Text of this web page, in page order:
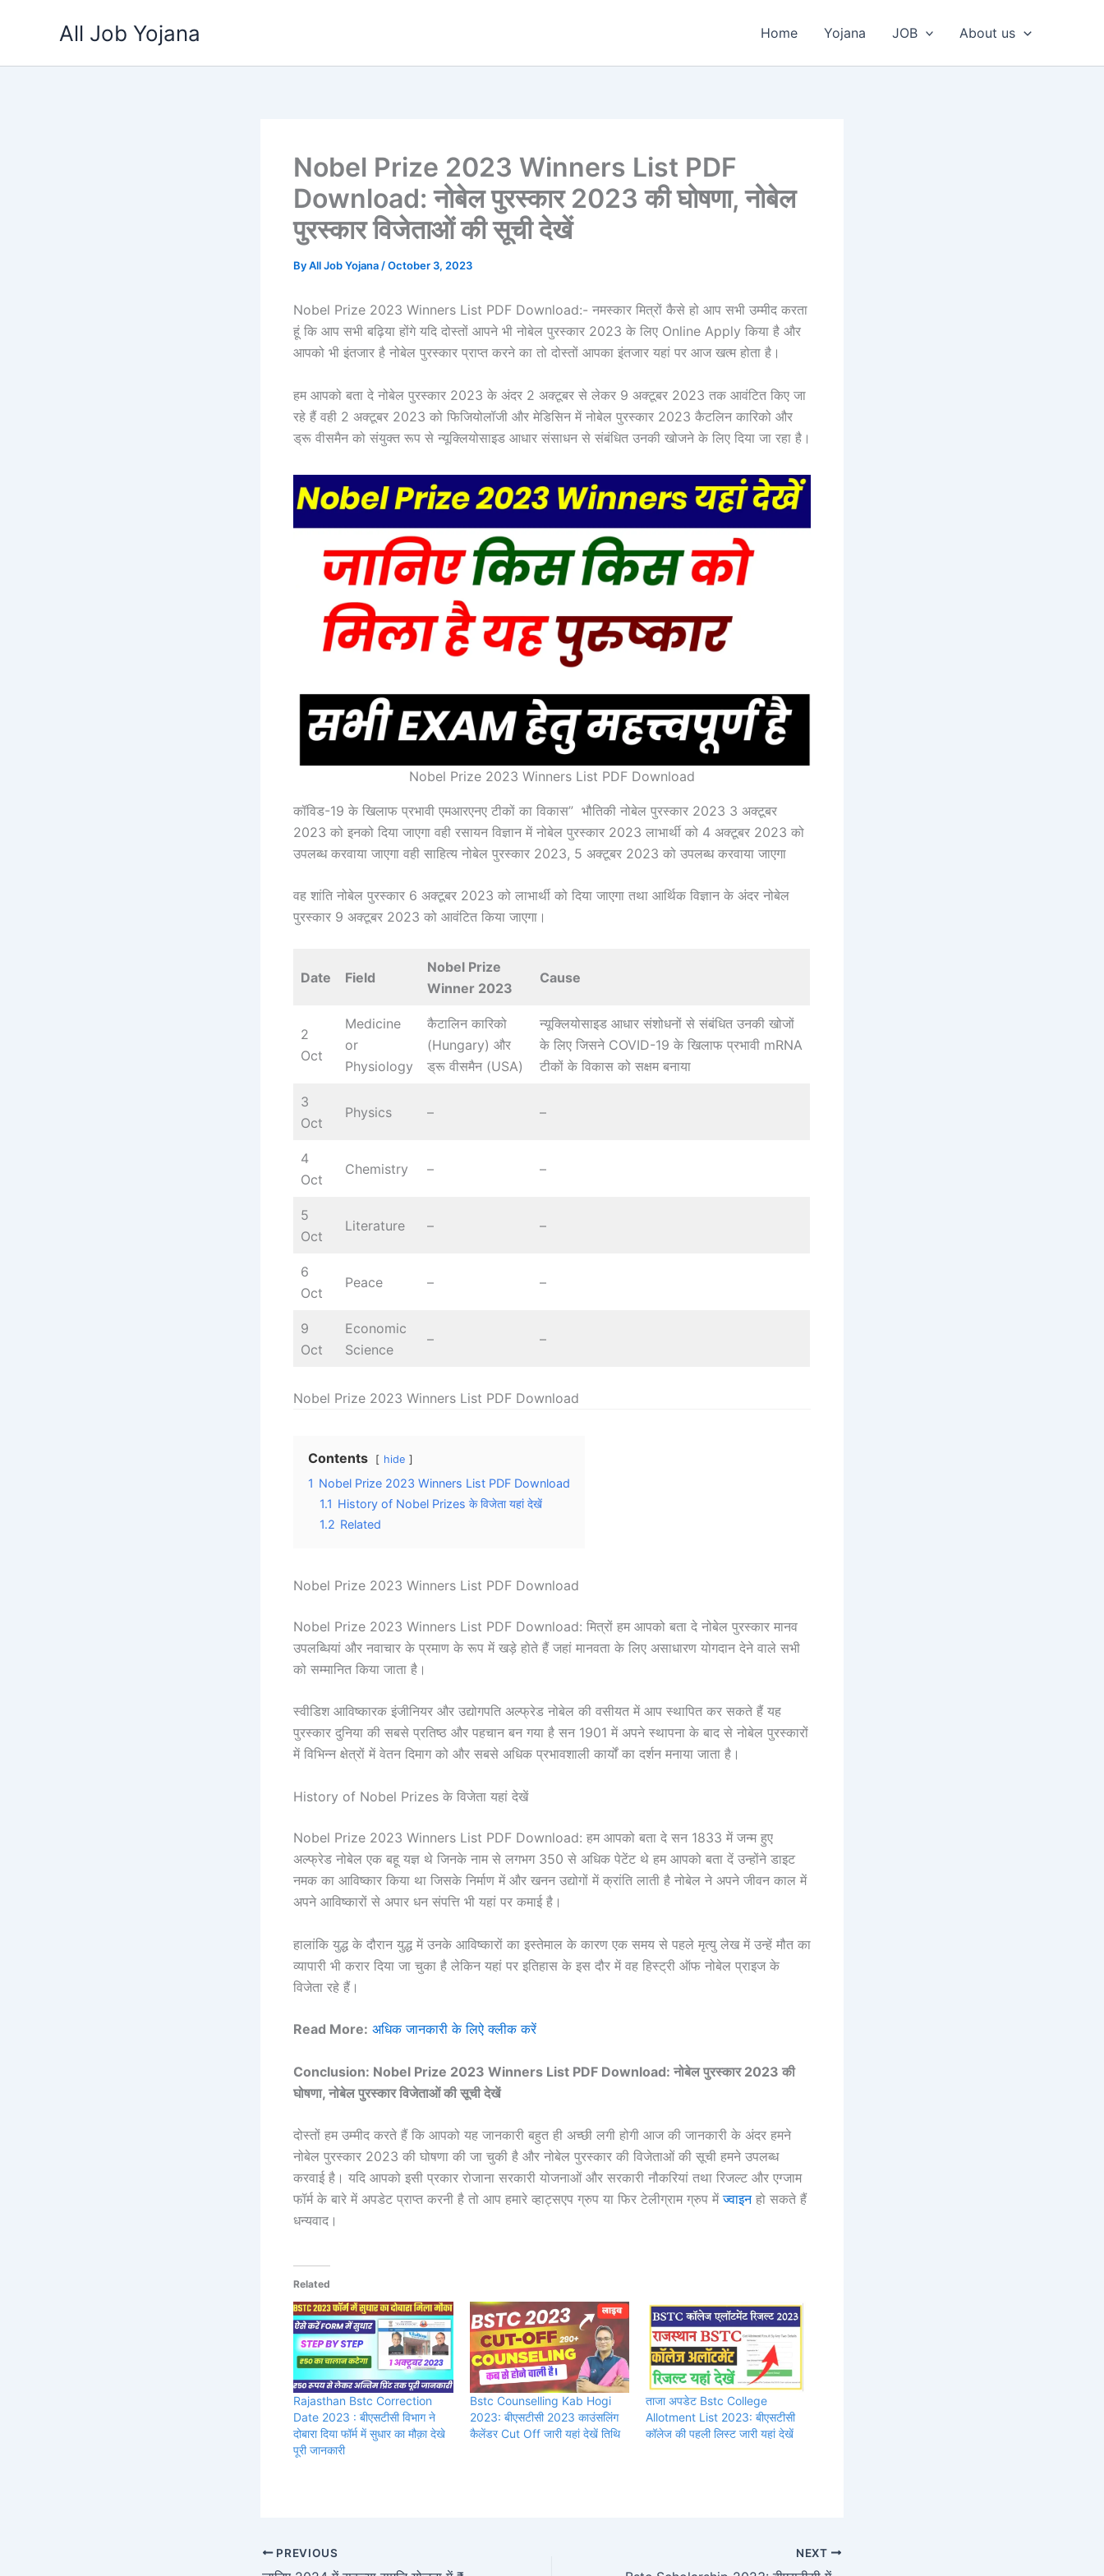
All Job Yojana Home Yojana JOB About us
Nobel Prize 2023 Winners List PDF
Download: नोबेल पुरस्कार 2023 की घोषणा, नोबेल
पुरस्कार विजेताओं की सूची देखें
ByAll Job Yojana /October 3, 2023
Nobel Prize 2023 Winners List PDF Download:- नमस्कार मित्रों कैसे हो आप सभी उम्मीद करता
हूं कि आप सभी बढ़िया होंगे यदि दोस्तों आपने भी नोबेल पुरस्कार 2023 के लिए Online Apply किया है और
आपको भी इंतजार है नोबेल पुरस्कार प्राप्त करने का तो दोस्तों आपका इंतजार यहां पर आज खत्म होता है।
हम आपको बता दे नोबेल पुरस्कार 2023 के अंदर 2 अक्टूबर से लेकर 9 अक्टूबर 2023 तक आवंटित किए जा
रहे हैं वही 2 अक्टूबर 2023 को फिजियोलॉजी और मेडिसिन में नोबेल पुरस्कार 2023 कैटलिन कारिको और
ड्रू वीसमैन को संयुक्त रूप से न्यूक्लियोसाइड आधार संसाधन से संबंधित उनकी खोजने के लिए दिया जा रहा है।
Nobel Prize 2023 Winners List PDF Download
कॉविड-19 के खिलाफ प्रभावी एमआरएनए टीकों का विकास” भौतिकी नोबेल पुरस्कार 2023 3 अक्टूबर
2023 को इनको दिया जाएगा वही रसायन विज्ञान में नोबेल पुरस्कार 2023 लाभार्थी को 4 अक्टूबर 2023 को
उपलब्ध करवाया जाएगा वही साहित्य नोबेल पुरस्कार 2023, 5 अक्टूबर 2023 को उपलब्ध करवाया जाएगा
वह शांति नोबेल पुरस्कार 6 अक्टूबर 2023 को लाभार्थी को दिया जाएगा तथा आर्थिक विज्ञान के अंदर नोबेल
पुरस्कार 9 अक्टूबर 2023 को आवंटित किया जाएगा।
Date Field
Nobel Prize
Winner 2023
Cause
2
Oct
Medicine
or
Physiology
कैटालिन कारिको
(Hungary) और
ड्रू वीसमैन (USA)
न्यूक्लियोसाइड आधार संशोधनों से संबंधित उनकी खोजों
के लिए जिसने COVID-19 के खिलाफ प्रभावी mRNA
टीकों के विकास को सक्षम बनाया
3
Oct
Physics – –
4
Oct
Chemistry – –
5
Oct
Literature – –
6
Oct
Peace – –
9
Oct
Economic
Science
– –
Nobel Prize 2023 Winners List PDF Download
Contents hide
1 Nobel Prize 2023 Winners List PDF Download
1.1 History of Nobel Prizes के विजेता यहां देखें
1.2 Related
Nobel Prize 2023 Winners List PDF Download
Nobel Prize 2023 Winners List PDF Download: मित्रों हम आपको बता दे नोबेल पुरस्कार मानव
उपलब्धियां और नवाचार के प्रमाण के रूप में खड़े होते हैं जहां मानवता के लिए असाधारण योगदान देने वाले सभी
को सम्मानित किया जाता है।
स्वीडिश आविष्कारक इंजीनियर और उद्योगपति अल्फ्रेड नोबेल की वसीयत में आप स्थापित कर सकते हैं यह
पुरस्कार दुनिया की सबसे प्रतिष्ठ और पहचान बन गया है सन 1901 में अपने स्थापना के बाद से नोबेल पुरस्कारों
में विभिन्न क्षेत्रों में वेतन दिमाग को और सबसे अधिक प्रभावशाली कार्यों का दर्शन मनाया जाता है।
History of Nobel Prizes के विजेता यहां देखें
Nobel Prize 2023 Winners List PDF Download: हम आपको बता दे सन 1833 में जन्म हुए
अल्फ्रेड नोबेल एक बहू यज्ञ थे जिनके नाम से लगभग 350 से अधिक पेटेंट थे हम आपको बता दें उन्होंने डाइट
नमक का आविष्कार किया था जिसके निर्माण में और खनन उद्योगों में क्रांति लाती है नोबेल ने अपने जीवन काल में
अपने आविष्कारों से अपार धन संपत्ति भी यहां पर कमाई है।
हालांकि युद्ध के दौरान युद्ध में उनके आविष्कारों का इस्तेमाल के कारण एक समय से पहले मृत्यु लेख में उन्हें मौत का
व्यापारी भी करार दिया जा चुका है लेकिन यहां पर इतिहास के इस दौर में वह हिस्ट्री ऑफ नोबेल प्राइज के
विजेता रहे हैं।
Read More: अधिक जानकारी के लिऐ क्लीक करें
Conclusion: Nobel Prize 2023 Winners List PDF Download: नोबेल पुरस्कार 2023 की
घोषणा, नोबेल पुरस्कार विजेताओं की सूची देखें
दोस्तों हम उम्मीद करते हैं कि आपको यह जानकारी बहुत ही अच्छी लगी होगी आज की जानकारी के अंदर हमने
नोबेल पुरस्कार 2023 की घोषणा की जा चुकी है और नोबेल पुरस्कार की विजेताओं की सूची हमने उपलब्ध
करवाई है। यदि आपको इसी प्रकार रोजाना सरकारी योजनाओं और सरकारी नौकरियां तथा रिजल्ट और एग्जाम
फॉर्म के बारे में अपडेट प्राप्त करनी है तो आप हमारे व्हाट्सएप ग्रुप या फिर टेलीग्राम ग्रुप मेंज्वाइनहो सकते हैं
धन्यवाद।
Related
Rajasthan Bstc Correction
Date 2023 : बीएसटीसी विभाग ने
दोबारा दिया फॉर्म में सुधार का मौक़ा देखे
पूरी जानकारी
Bstc Counselling Kab Hogi
2023: बीएसटीसी 2023 काउंसलिंग
कैलेंडर Cut Off जारी यहां देखें तिथि
ताजा अपडेट Bstc College
Allotment List 2023: बीएसटीसी
कॉलेज की पहली लिस्ट जारी यहां देखें
PREVIOUS NEXT